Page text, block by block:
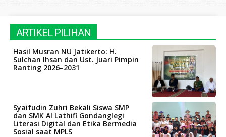
ARTIKEL PILIHAN
Hasil Musran NU Jatikerto: H.
Sulchan Ihsan dan Ust. Juari Pimpin
Ranting 2026–2031
Syaifudin Zuhri Bekali Siswa SMP
dan SMK Al Lathifi Gondanglegi
Literasi Digital dan Etika Bermedia
Sosial saat MPLS